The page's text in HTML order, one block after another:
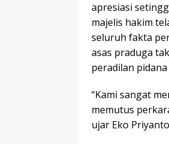
apresiasi
majelis hakim
seluruh fakta
asas praduga
peradilan
“Kami sangat
memutus
ujar Eko